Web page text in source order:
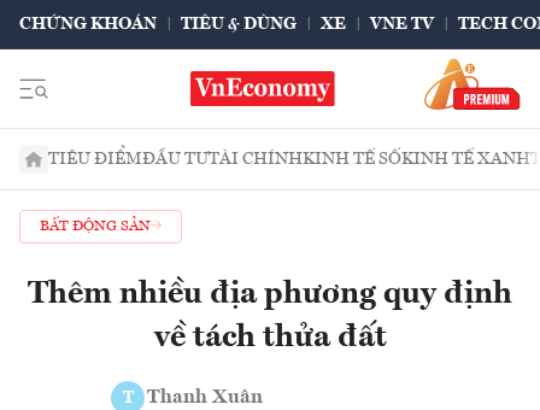
CHỨNG KHOÁN TIÊU & DÙNG XE VNE TV TECH
TIÊU ĐIỂMĐẦU TƯTÀI CHÍNHKINH TẾ SỐKINH TẾ XANH
BẤT ĐỘNG SẢN
Thêm nhiều địa phương quy định
về tách thửa đất
T Thanh Xuân